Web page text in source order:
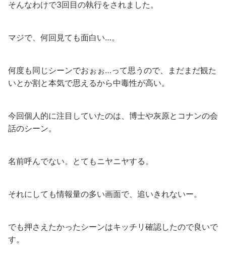
そんなわけで3回目の執行をされました。
マジで、何回見ても面白い…。
何度も同じシーンでおぉぉ…って思うので、まだまだ観た
いとか割と本気で思えるから中毒性が高い。
今回個人的に注目していたのは、博士や灰原とコナンの会
話のシーン。
名前呼んでない。とてもニヤニヤする。
それにしても情報量の多い画面で、追いきれないー。
でも押さえたかったシーンはキッチリ確認したので良いで
す。